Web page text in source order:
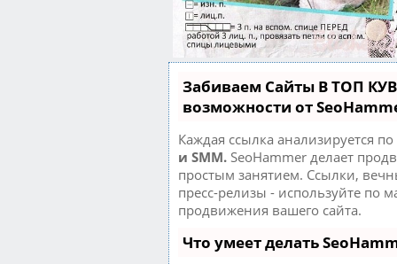
Забиваем Сайты В ТОП
возможности от
Каждая ссылка анализируется
и SMM. SeoHammer делает
простым занятием. Ссылки,
пресс-релизы - используйте по
продвижения вашего сайта.
Что умеет делать